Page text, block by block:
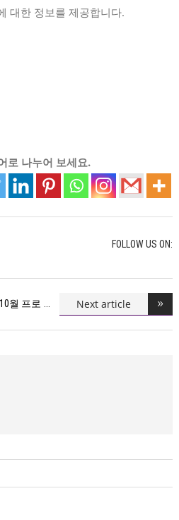
대한 정보를 제공합니다.
로 나누어 보세요.
FOLLOW US ON:
월 프로 Next article